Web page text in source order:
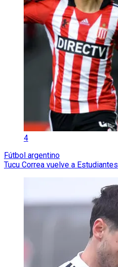
4
Fútbol argentino
Tucu Correa vuelve a Estudiantes